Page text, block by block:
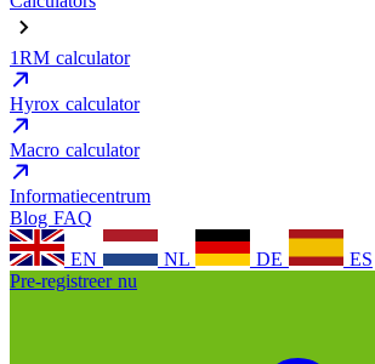
1RM calculator
Hyrox calculator
Macro calculator
Informatiecentrum
Blog FAQ
EN
NL DE
ES
Pre-registreer nu